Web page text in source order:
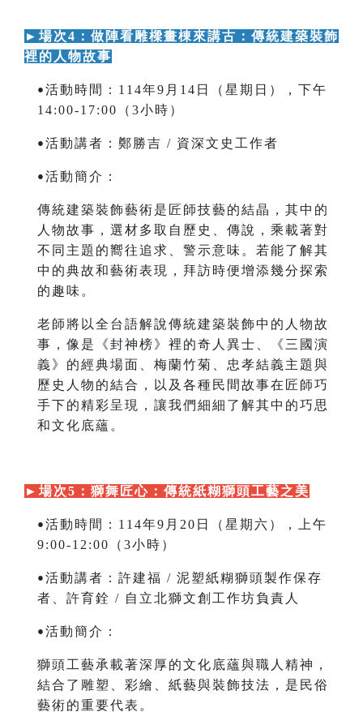
► 場次4：做陣看雕樑畫棟來講古：傳統建築裝飾
裡的人物故事
•活動時間：114年9月14日（星期日），下午
14:00-17:00（3小時）
•活動講者：鄭勝吉 / 資深文史工作者
•活動簡介：
傳統建築裝飾藝術是匠師技藝的結晶，其中的
人物故事，選材多取自歷史、傳說，乘載著對
不同主題的嚮往追求、警示意味。若能了解其
中的典故和藝術表現，拜訪時便增添幾分探索
的趣味。
老師將以全台語解說傳統建築裝飾中的人物故
事，像是《封神榜》裡的奇人異士、《三國演
義》的經典場面、梅蘭竹菊、忠孝結義主題與
歷史人物的結合，以及各種民間故事在匠師巧
手下的精彩呈現，讓我們細細了解其中的巧思
和文化底蘊。
► 場次5：獅舞匠心：傳統紙糊獅頭工藝之美
•活動時間：114年9月20日（星期六），上午
9:00-12:00（3小時）
•活動講者：許建福 / 泥塑紙糊獅頭製作保存
者、許育銓 / 自立北獅文創工作坊負責人
•活動簡介：
獅頭工藝承載著深厚的文化底蘊與職人精神，
結合了雕塑、彩繪、紙藝與裝飾技法，是民俗
藝術的重要代表。